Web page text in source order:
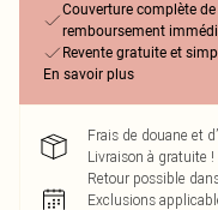
Couverture complète
remboursement
Revente gratuite et
En savoir plus
Frais de douane et
Livraison à gratuite !
Retour possible
Exclusions